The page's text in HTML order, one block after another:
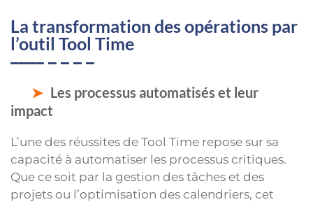
La transformation des opérations par
l’outil Tool Time
Les processus automatisés et leur
impact
L’une des réussites de Tool Time repose sur sa
capacité à automatiser les processus critiques.
Que ce soit par la gestion des tâches et des
projets ou l’optimisation des calendriers, cet